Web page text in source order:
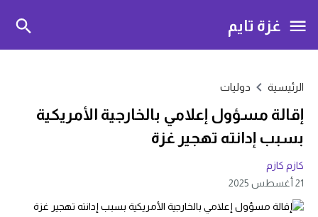
غزة تايم
الرئيسية دوليات
إقالة مسؤول إعلامي بالخارجية الأمريكية
بسبب إدانته تهجير غزة
كازم كازم
21 أغسطس 2025